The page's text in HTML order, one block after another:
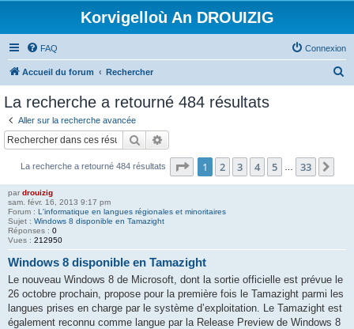
Korvigelloù An DROUIZIG
FAQ Connexion
Accueil du forum Rechercher
c
La recherche a retourné 484 résultats
Aller sur la recherche avancée
Rechercher
La recherche a retourné 484 résultats Page 1sur33
1 2 3 4 5 33
par drouizig
sam. févr. 16, 2013 9:17 pm
Forum : L'informatique en langues régionales et minoritaires
Sujet : Windows 8 disponible en Tamazight
Réponses : 0
Vues : 212950
Windows 8 disponible en Tamazight
Le nouveau Windows 8 de Microsoft, dont la sortie officielle est prévue le
26 octobre prochain, propose pour la première fois le Tamazight parmi les
langues prises en charge par le système d’exploitation. Le Tamazight est
également reconnu comme langue par la Release Preview de Windows 8